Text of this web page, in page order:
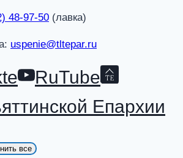
48-97-50 (лавка)
uspenie@tltepar.ru
RuTube
Епархии
все